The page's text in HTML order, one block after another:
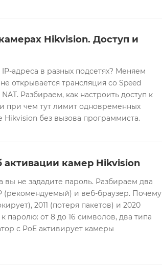
Hikvision. Доступ и
адреса в разных подсетях? Меняем
открывается трансляция со Speed
Разбираем, как настроить доступ к
при чем тут лимит одновременных
без вызова программиста.
активации камер Hikvision
вы не зададите пароль. Разбираем два
(рекомендуемый) и веб-браузер. Почему
2011 (потеря пакетов) и 2020
паролю: от 8 до 16 символов, два типа
с PoE активирует камеры